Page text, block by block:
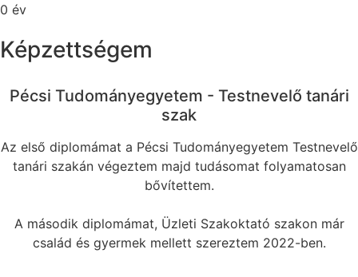
0 év
Képzettségem
Pécsi Tudományegyetem - Testnevelő tanári
szak
Az első diplomámat a Pécsi Tudományegyetem Testnevelő
tanári szakán végeztem majd tudásomat folyamatosan
bővítettem.
A második diplomámat, Üzleti Szakoktató szakon már
család és gyermek mellett szereztem 2022-ben.